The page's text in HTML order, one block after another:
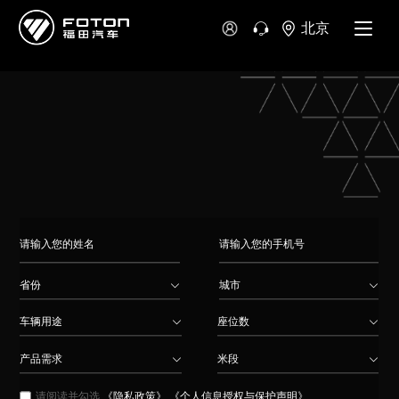
北京
大洋洲
省份 城市
车辆用途 座位数
产品需求 米段
请阅读并勾选 《隐私政策》 《个人信息授权与保护声明》